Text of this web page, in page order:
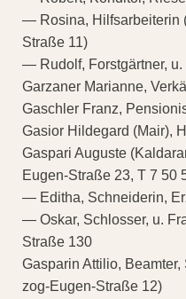
— Rosina, Hilfsarbeiterin
Straße 11)
— Rudolf, Forstgärtner, u.
Garzaner Marianne,
Gaschler Franz,
Gasior Hildegard (Mair),
Gaspari Auguste
Eugen-Straße 23, T 7 50
— Editha, Schneiderin,
— Oskar, Schlosser, u.
Straße 130
Gasparin Attilio,
zog-Eugen-Straße 12)